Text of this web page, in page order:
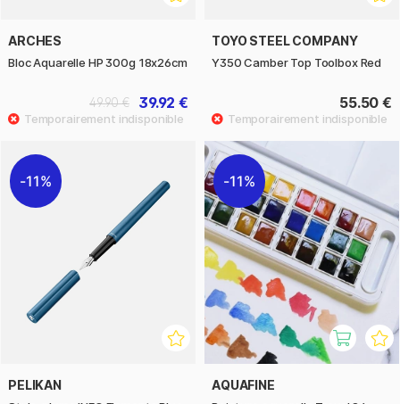
ARCHES
Bloc Aquarelle HP 300g 18x26cm
39.92 €
49.90 €
TOYO STEEL COMPANY
Y350 Camber Top Toolbox Red
55.50 €
11%
PELIKAN
11%
AQUAFINE